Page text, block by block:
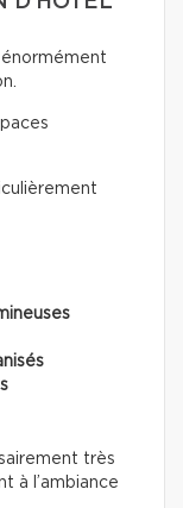
très
à l’ambiance